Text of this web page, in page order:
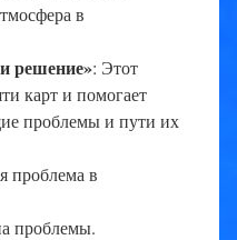
в
решение»: Этот
карт и помогает
проблемы и пути их
проблема в
проблемы.